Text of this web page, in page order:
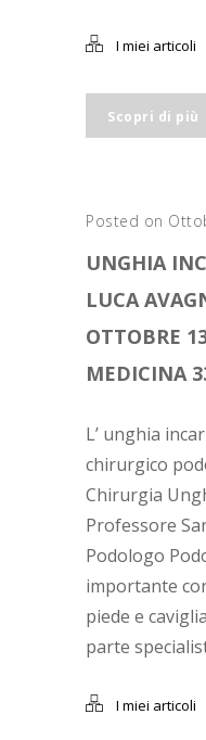
I miei articoli
Scopri di più
Posted on
UNGHIA
LUCA
OTTOBRE
MEDICINA
L’ unghia
chirurgico
Chirurgia
Professore
Podologo
importante
piede e
parte
I miei articoli